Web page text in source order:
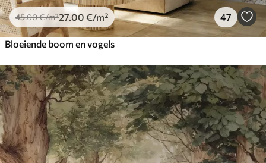
45.00€/m²27.00 €/m² 47
Bloeiende boom en vogels